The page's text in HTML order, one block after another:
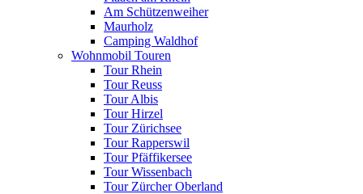
Am Schützenweiher
Maurholz
Camping Waldhof
Wohnmobil Touren
Tour Rhein
Tour Reuss
Tour Albis
Tour Hirzel
Tour Zürichsee
Tour Rapperswil
Tour Pfäffikersee
Tour Wissenbach
Tour Zürcher Oberland